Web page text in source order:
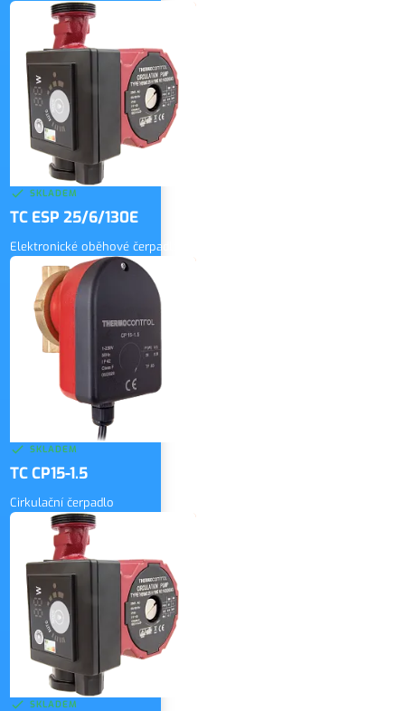
2 100 Kč bez DPH
2 541 Kč vč. DPH
SKLADEM
TC ESP 25/6/130E
Elektronické oběhové čerpadlo
3 000 Kč bez DPH
3 630 Kč vč. DPH
ZOBRAZIT
SKLADEM
TC CP15-1.5
Cirkulační čerpadlo
1 700 Kč bez DPH
2 057 Kč vč. DPH
SKLADEM